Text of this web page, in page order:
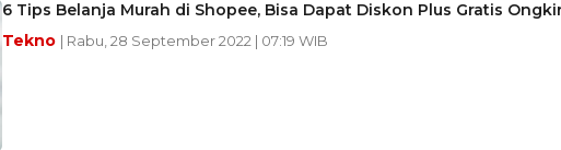
6 Tips Belanja Murah di Shopee, Bisa Dapat Diskon Plus Gratis
Tekno | Rabu, 28 September 2022 | 07:19 WIB